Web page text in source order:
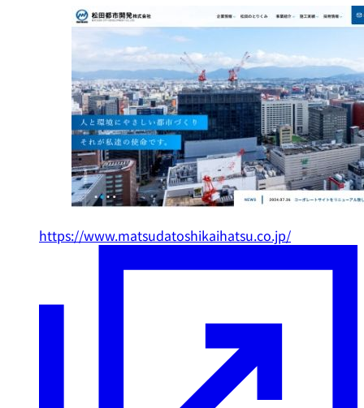
https://www.matsudatoshikaihatsu.co.jp/